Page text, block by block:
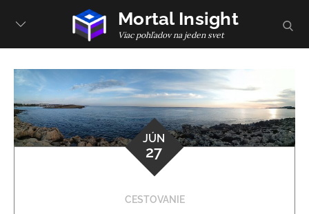
Mortal Insight
Viac pohľadov na jeden svet
JÚN
27
CESTOVANIE